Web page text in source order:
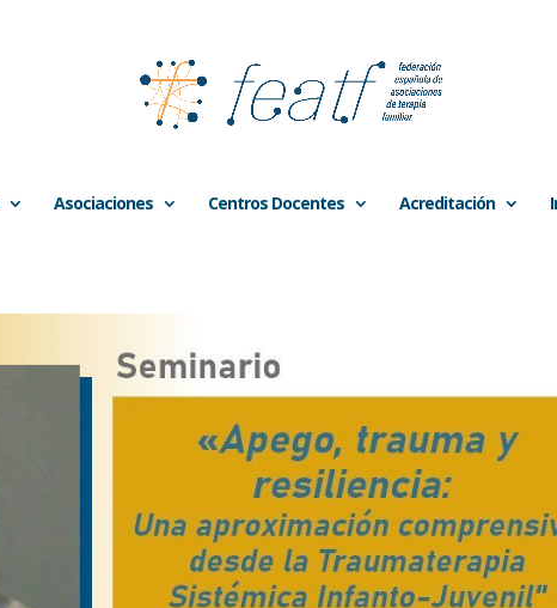
Asociaciones Centros Docentes Acreditación